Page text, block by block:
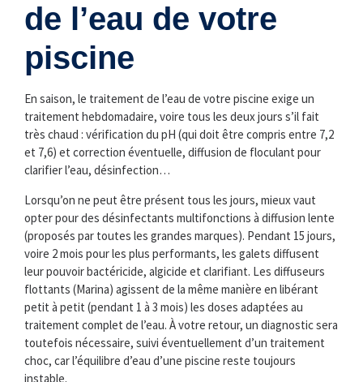
de l’eau de votre
piscine
En saison, le traitement de l’eau de votre piscine exige un
traitement hebdomadaire, voire tous les deux jours s’il fait
très chaud : vérification du pH (qui doit être compris entre 7,2
et 7,6) et correction éventuelle, diffusion de floculant pour
clarifier l’eau, désinfection…
Lorsqu’on ne peut être présent tous les jours, mieux vaut
opter pour des désinfectants multifonctions à diffusion lente
(proposés par toutes les grandes marques). Pendant 15 jours,
voire 2 mois pour les plus performants, les galets diffusent
leur pouvoir bactéricide, algicide et clarifiant. Les diffuseurs
flottants (Marina) agissent de la même manière en libérant
petit à petit (pendant 1 à 3 mois) les doses adaptées au
traitement complet de l’eau. À votre retour, un diagnostic sera
toutefois nécessaire, suivi éventuellement d’un traitement
choc, car l’équilibre d’eau d’une piscine reste toujours
instable.